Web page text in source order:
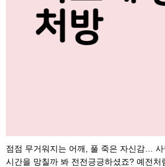
점점 무거워지는 어깨, 풀 죽은 자신감…
시간을 망칠까 봐 전전긍긍하셨죠? 예전처